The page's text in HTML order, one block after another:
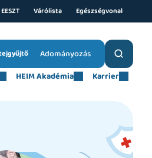
EESZT Várólista Egészségvonal
Adományozás
HEIM Akadémia Karrier